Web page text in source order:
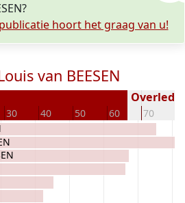
hoort het graag van u!
van BEESEN
30 40 50 60 70